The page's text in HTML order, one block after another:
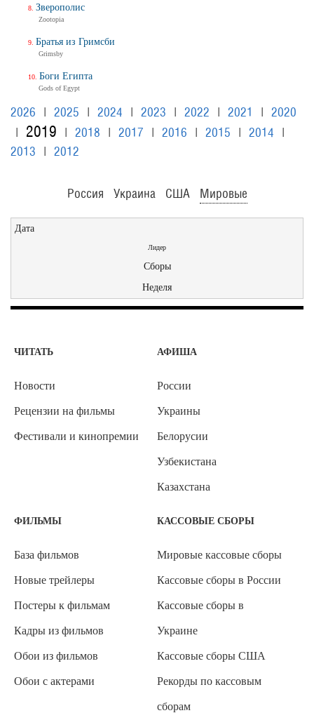
Зверополис
Zootopia
Братья из Гримсби
Grimsby
Боги Египта
Gods of Egypt
2026 2025 2024 2023 2022 2021
2020
2019 2018 2017 2016 2015 2014
2013
2012
Россия Украина США Мировые
Дата
Лидер
Сборы
Неделя
ЧИТАТЬ
Новости
Рецензии на фильмы
Фестивали и кинопремии
АФИША
России
Украины
Белорусии
Узбекистана
Казахстана
ФИЛЬМЫ
База фильмов
Новые трейлеры
Постеры к фильмам
Кадры из фильмов
Обои из фильмов
Обои с актерами
КАССОВЫЕ СБОРЫ
Мировые кассовые сборы
Кассовые сборы в России
Кассовые сборы в
Украине
Кассовые сборы США
Рекорды по кассовым
сборам